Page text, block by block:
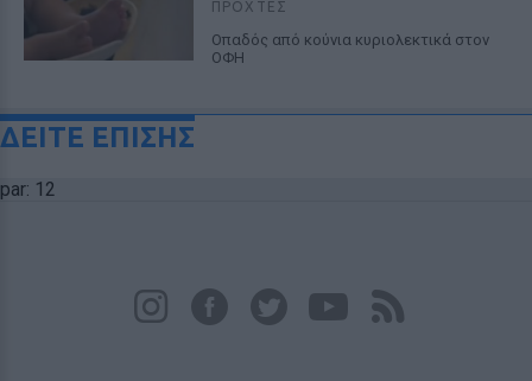
ΠΡΟΧΤΈΣ
Οπαδός από κούνια κυριολεκτικά στον
ΟΦΗ
ΔΕΙΤΕ ΕΠΙΣΗΣ
par: 12